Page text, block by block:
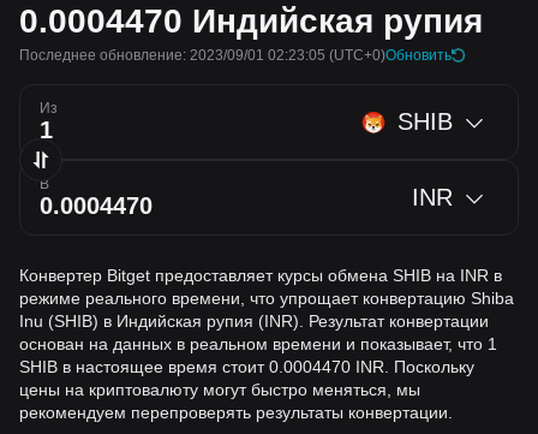
0.0004470 Индийская рупия
Последнее обновление: 2023/09/01 02:23:05 (UTC+0)Обновить
Из SHIB
В INR
Конвертер Bitget предоставляет курсы обмена SHIB на INR в
режиме реального времени, что упрощает конвертацию Shiba
Inu (SHIB) в Индийская рупия (INR). Результат конвертации
основан на данных в реальном времени и показывает, что 1
SHIB в настоящее время стоит 0.0004470 INR. Поскольку
цены на криптовалюту могут быстро меняться, мы
рекомендуем перепроверять результаты конвертации.